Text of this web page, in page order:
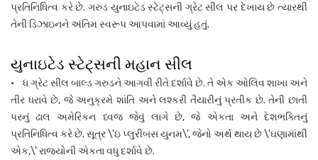
પ્રતિનિધિત્વ કરે છે. ગરુડ યુનાઇટેડ સ્ટેટ્સની ગ્રેટ સીલ પર દેખાય છે ત્યારથી
તેની ડિઝાઇનને અંતિમ સ્વરૂપ આપવામાં આવ્યું હતું.
યુનાઇટેડ સ્ટેટ્સની મહાન સીલ
• ધ ગ્રેટ સીલ બાલ્ડ ગરુડને આગવી રીતે દર્શાવે છે. તે એક ઓલિવ શાખા અને
તીર ધરાવે છે, જે અનુક્રમે શાંતિ અને લશ્કરી તૈયારીનું પ્રતીક છે. તેની છાતી
પરનું ઢાલ અમેરિકન ધ્વજ જેવું લાગે છે, જે એકતા અને દેશભક્તિનું
પ્રતિનિધિત્વ કરે છે. સૂત્ર \'ઇ પ્લુરીબસ યુનમ\', જેનો અર્થ થાય છે \'ઘણામાંથી
એક,\' રાજ્યોની એકતા વધુ દર્શાવે છે.